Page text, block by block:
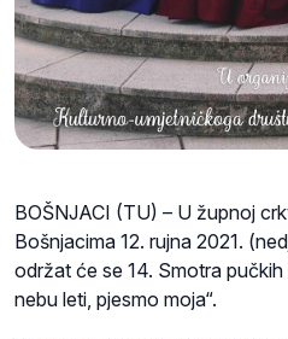
BOŠNJACI (TU) – U župnoj
Bošnjacima 12. rujna 2021.
održat će se 14. Smotra pučkih
nebu leti, pjesmo moja“.